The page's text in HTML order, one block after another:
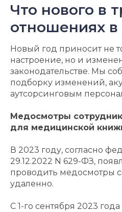
Что нового в
отношениях в
Новый год приносит не
настроение, но и
законодательстве. Мы
подборку изменений,
аутсорсинговым
Медосмотры
для медицинской
В 2023 году, согласно
29.12.2022 N 629-ФЗ,
проводить медосмотры
удаленно.
С 1-го сентября 2023